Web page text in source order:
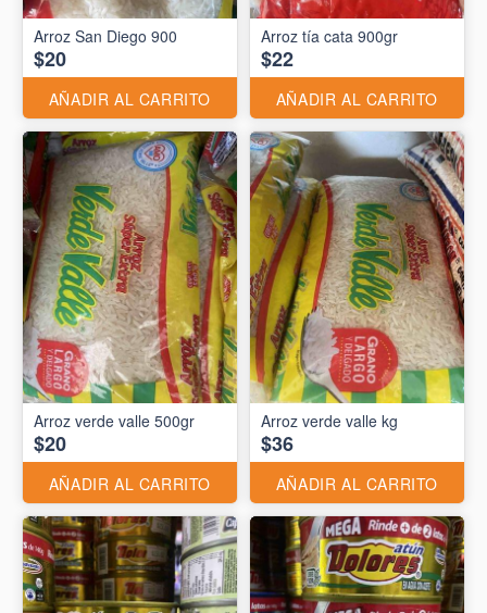
Arroz San Diego 900
$20
AÑADIR AL CARRITO
Arroz tía cata 900gr
$22
AÑADIR AL CARRITO
Arroz verde valle 500gr
$20
AÑADIR AL CARRITO
Arroz verde valle kg
$36
AÑADIR AL CARRITO